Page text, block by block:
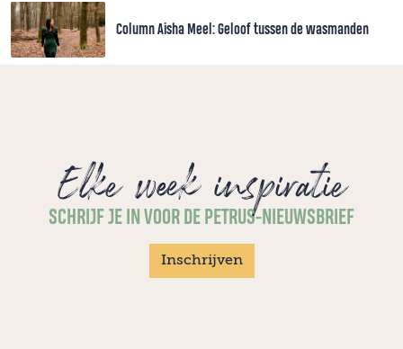
Column Aisha Meel: Geloof tussen de wasmanden
Elke week inspiratie
SCHRIJF JE IN VOOR DE PETRUS-NIEUWSBRIEF
Inschrijven